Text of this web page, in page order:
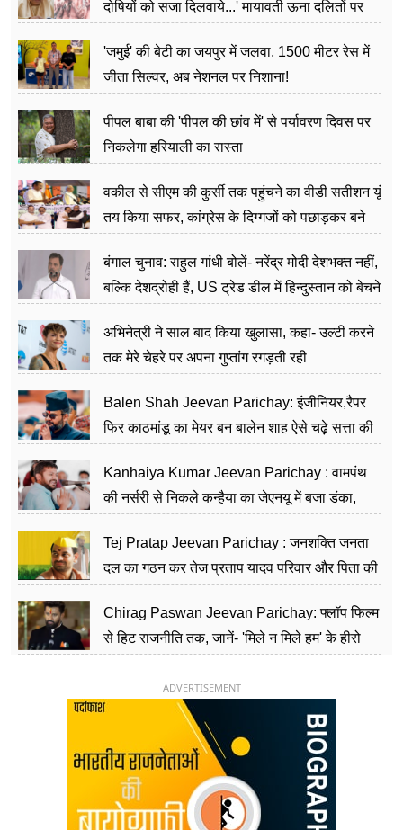
दोषियों को सजा दिलवाये...' मायावती ऊना दलितों पर
'जमुई' की बेटी का जयपुर में जलवा, 1500 मीटर रेस में
जीता सिल्वर, अब नेशनल पर निशाना!
पीपल बाबा की 'पीपल की छांव में' से पर्यावरण दिवस पर
निकलेगा हरियाली का रास्ता
वकील से सीएम की कुर्सी तक पहुंचने का वीडी सतीशन यूं
तय किया सफर, कांग्रेस के दिग्गजों को पछाड़कर बने
बंगाल चुनाव: राहुल गांधी बोलें- नरेंद्र मोदी देशभक्त नहीं,
बल्कि देशद्रोही हैं, US ट्रेड डील में हिन्दुस्तान को बेचने
अभिनेत्री ने साल बाद किया खुलासा, कहा- उल्टी करने
तक मेरे चेहरे पर अपना गुप्तांग रगड़ती रही
Balen Shah Jeevan Parichay: इंजीनियर,रैपर
फिर काठमांडू का मेयर बन बालेन शाह ऐसे चढ़े सत्ता की
Kanhaiya Kumar Jeevan Parichay : वामपंथ
की नर्सरी से निकले कन्हैया का जेएनयू में बजा डंका,
Tej Pratap Jeevan Parichay : जनशक्ति जनता
दल का गठन कर तेज प्रताप यादव परिवार और पिता की
Chirag Paswan Jeevan Parichay: फ्लॉप फिल्म
से हिट राजनीति तक, जानें- 'मिले न मिले हम' के हीरो
ADVERTISEMENT